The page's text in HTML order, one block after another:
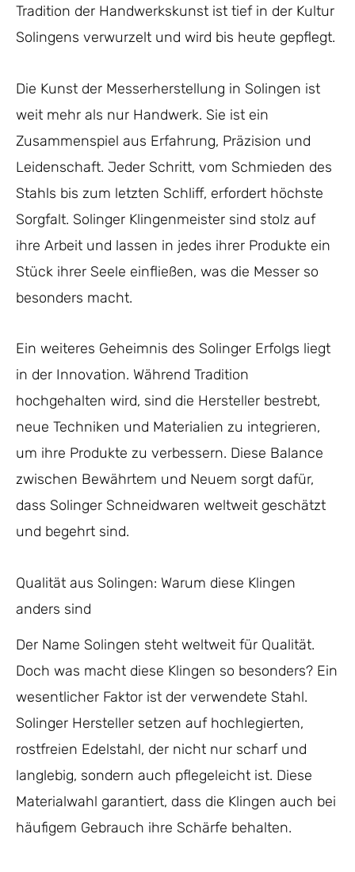
Tradition der Handwerkskunst ist tief in der Kultur
Solingens verwurzelt und wird bis heute gepflegt.
Die Kunst der Messerherstellung in Solingen ist
weit mehr als nur Handwerk. Sie ist ein
Zusammenspiel aus Erfahrung, Präzision und
Leidenschaft. Jeder Schritt, vom Schmieden des
Stahls bis zum letzten Schliff, erfordert höchste
Sorgfalt. Solinger Klingenmeister sind stolz auf
ihre Arbeit und lassen in jedes ihrer Produkte ein
Stück ihrer Seele einfließen, was die Messer so
besonders macht.
Ein weiteres Geheimnis des Solinger Erfolgs liegt
in der Innovation. Während Tradition
hochgehalten wird, sind die Hersteller bestrebt,
neue Techniken und Materialien zu integrieren,
um ihre Produkte zu verbessern. Diese Balance
zwischen Bewährtem und Neuem sorgt dafür,
dass Solinger Schneidwaren weltweit geschätzt
und begehrt sind.
Qualität aus Solingen: Warum diese Klingen
anders sind
Der Name Solingen steht weltweit für Qualität.
Doch was macht diese Klingen so besonders? Ein
wesentlicher Faktor ist der verwendete Stahl.
Solinger Hersteller setzen auf hochlegierten,
rostfreien Edelstahl, der nicht nur scharf und
langlebig, sondern auch pflegeleicht ist. Diese
Materialwahl garantiert, dass die Klingen auch bei
häufigem Gebrauch ihre Schärfe behalten.